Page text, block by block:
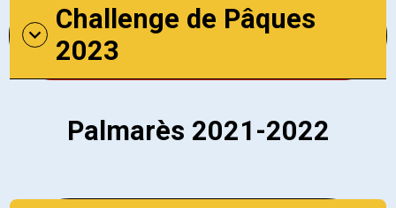
Challenge de Pâques
2023
Palmarès 2021-2022